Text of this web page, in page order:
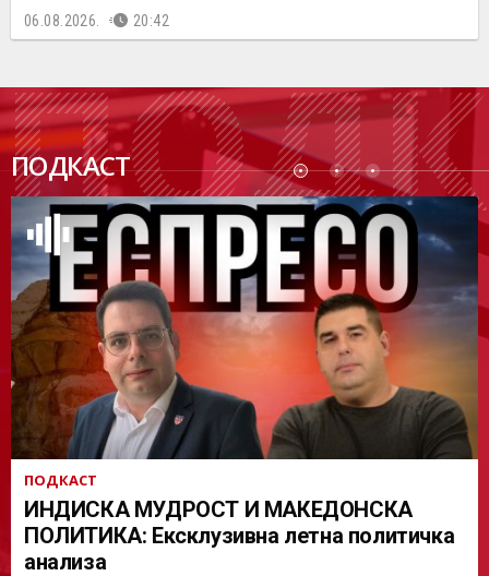
06.08.2026. 20:42
ПОДКАСТ
ПОДК
АСТ
ПОДКАСТ
ИНДИСКА МУДРОСТ И МАКЕДОНСКА
ПОЛИТИКА: Ексклузивна летна политичка
анализа